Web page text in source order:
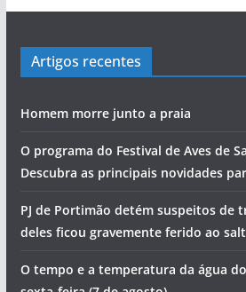
Artigos recentes
Homem morre junto a praia
O programa do Festival de Aves de
Descubra as principais novidades
PJ de Portimão detém suspeitos de
deles ficou gravemente ferido ao
O tempo e a temperatura da água